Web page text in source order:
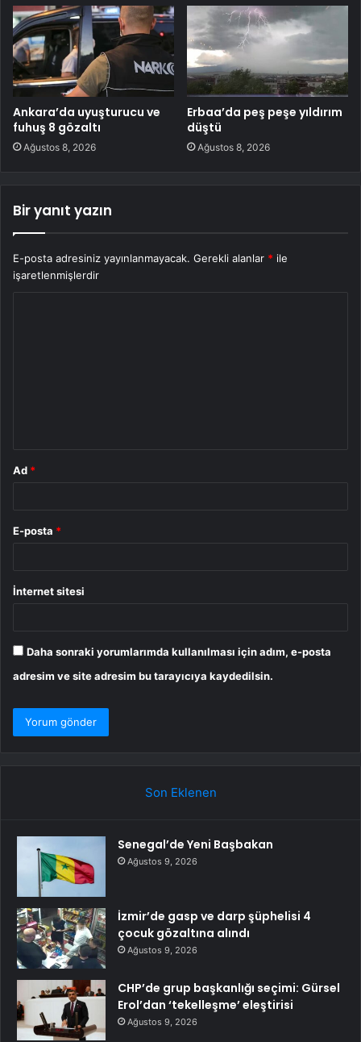
Ankara’da uyuşturucu ve
fuhuş 8 gözaltı
Ağustos 8, 2026
Erbaa’da peş peşe yıldırım
düştü
Ağustos 8, 2026
Bir yanıt yazın
E-posta adresiniz yayınlanmayacak. Gerekli alanlar * ile
işaretlenmişlerdir
Ad *
E-posta *
İnternet sitesi
Daha sonraki yorumlarımda kullanılması için adım, e-posta
adresim ve site adresim bu tarayıcıya kaydedilsin.
Son Eklenen
Senegal’de Yeni Başbakan
Ağustos 9, 2026
İzmir’de gasp ve darp şüphelisi 4
çocuk gözaltına alındı
Ağustos 9, 2026
CHP’de grup başkanlığı seçimi: Gürsel
Erol’dan ‘tekelleşme’ eleştirisi
Ağustos 9, 2026